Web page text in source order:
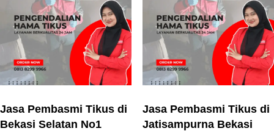
Jasa Pembasmi Tikus di
Bekasi Selatan No1
Jasa Pembasmi Tikus di
Jatisampurna Bekasi